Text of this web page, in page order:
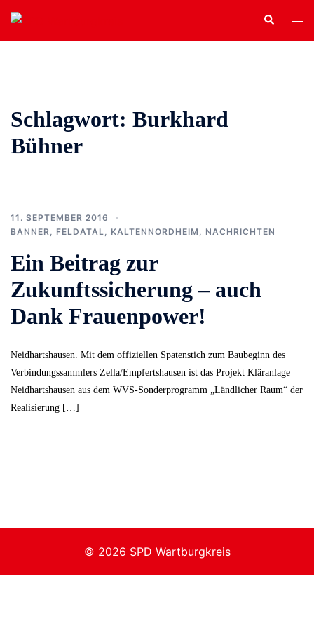
Zum
Inhalt
springen
Search
Schlagwort: Burkhard
Bühner
11. SEPTEMBER 2016
BANNER
FELDATAL KALTENNORDHEIM NACHRICHTEN
Ein Beitrag zur
Zukunftssicherung – auch
Dank Frauenpower!
Neidhartshausen. Mit dem offiziellen Spatenstich zum Baubeginn des
Verbindungssammlers Zella/Empfertshausen ist das Projekt Kläranlage
Neidhartshausen aus dem WVS-Sonderprogramm „Ländlicher Raum“ der
Realisierung […]
© 2026 SPD Wartburgkreis